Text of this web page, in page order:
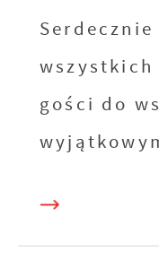
wszystkich
gości do